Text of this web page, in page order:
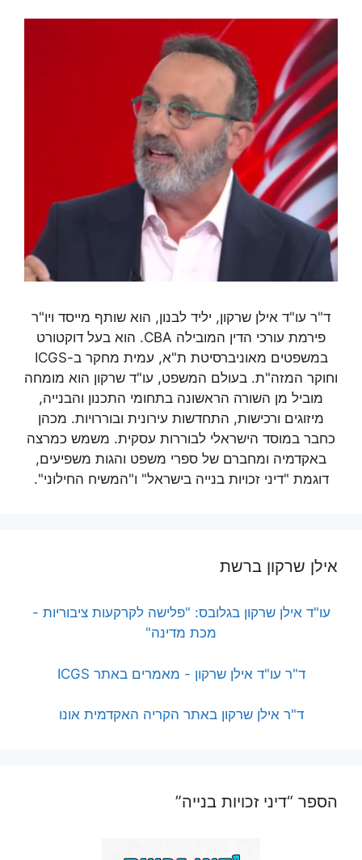
ד"ר עו"ד אילן שרקון, יליד לבנון, הוא שותף מייסד ויו"ר
פירמת עורכי הדין המובילה CBA. הוא בעל דוקטורט
במשפטים מאוניברסיטת ת"א, עמית מחקר ב-ICGS
וחוקר המזה"ת. בעולם המשפט, עו"ד שרקון הוא מומחה
מוביל מן השורה הראשונה בתחומי התכנון והבנייה,
מיזוגים ורכישות, התחדשות עירונית ובוררויות. מכהן
כחבר במוסד הישראלי לבוררות עסקית. משמש כמרצה
באקדמיה ומחברם של ספרי משפט והגות משפיעים,
דוגמת "דיני זכויות בנייה בישראל" ו"המשיח החילוני".
אילן שרקון ברשת
עו"ד אילן שרקון בגלובס: "פלישה לקרקעות ציבוריות -
מכת מדינה"
ד"ר עו"ד אילן שרקון - מאמרים באתר ICGS
ד"ר אילן שרקון באתר הקריה האקדמית אונו
הספר “דיני זכויות בנייה”